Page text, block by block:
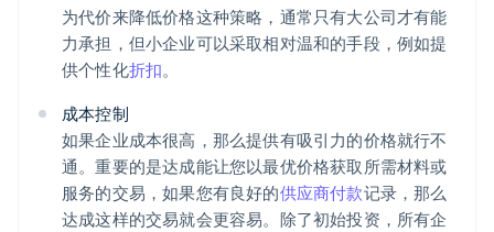
为代价来降低价格这种策略，通常只有大公司才有能
力承担，但小企业可以采取相对温和的手段，例如提
供个性化折扣。
成本控制
如果企业成本很高，那么提供有吸引力的价格就行不
通。重要的是达成能让您以最优价格获取所需材料或
服务的交易，如果您有良好的供应商付款记录，那么
达成这样的交易就会更容易。除了初始投资，所有企